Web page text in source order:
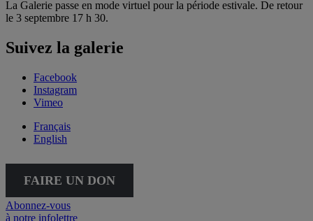
La Galerie passe en mode virtuel pour la période estivale. De retour
le 3 septembre 17 h 30.
Suivez la galerie
Facebook
Instagram
Vimeo
Français
English
FAIRE UN DON
Abonnez-vous
à notre infolettre